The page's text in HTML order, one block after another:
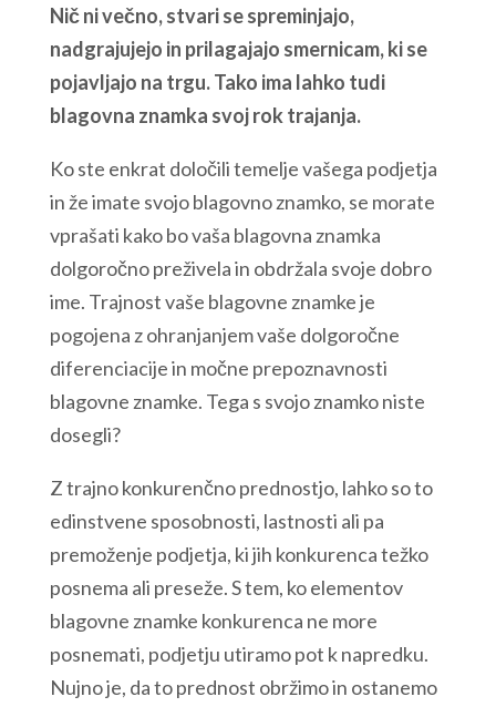
Nič ni večno, stvari se spreminjajo,
nadgrajujejo in prilagajajo smernicam, ki se
pojavljajo na trgu. Tako ima lahko tudi
blagovna znamka svoj rok trajanja.
Ko ste enkrat določili temelje vašega podjetja
in že imate svojo blagovno znamko, se morate
vprašati kako bo vaša blagovna znamka
dolgoročno preživela in obdržala svoje dobro
ime. Trajnost vaše blagovne znamke je
pogojena z ohranjanjem vaše dolgoročne
diferenciacije in močne prepoznavnosti
blagovne znamke. Tega s svojo znamko niste
dosegli?
Z trajno konkurenčno prednostjo, lahko so to
edinstvene sposobnosti, lastnosti ali pa
premoženje podjetja, ki jih konkurenca težko
posnema ali preseže. S tem, ko elementov
blagovne znamke konkurenca ne more
posnemati, podjetju utiramo pot k napredku.
Nujno je, da to prednost obržimo in ostanemo